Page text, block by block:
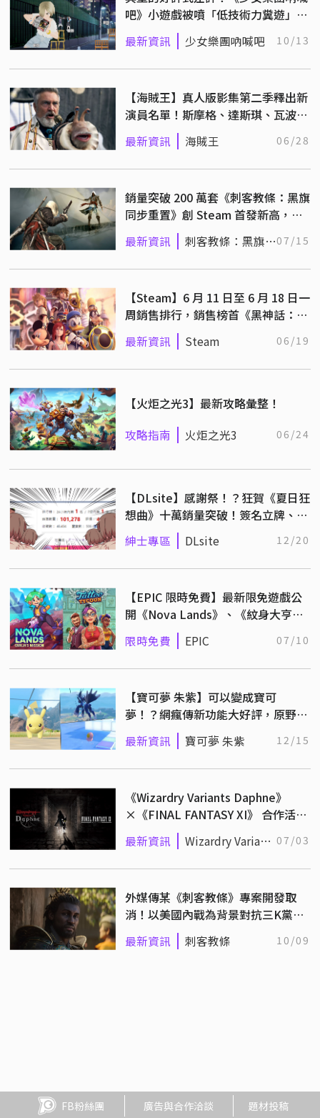
吧》小遊戲被噴「低技術力糞遊」仍
被官方轉發宣傳
最新資訊 少女樂團吶喊吧 10/13
【海賊王】真人版影集第二季釋出新
演員名單！斯摩格、達斯琪、瓦波
爾、多魯頓
最新資訊 海賊王 06/28
銷量突破 200 萬套《刺客教條：黑旗
同步重置》創 Steam 首發新高，單
日 DLC 營收破百萬美元
最新資訊
刺客教條：黑旗同07/15
【Steam】6 月 11 日至 6 月 18 日一
周銷售排行，銷售榜首《黑神話：悟
空》！
最新資訊 Steam 06/19
【火炬之光3】最新攻略彙整！
攻略指南 火炬之光3 06/24
【DLsite】感謝祭！？狂賀《夏日狂
想曲》十萬銷量突破！簽名立牌、萬
元點數讓你帶回家
紳士專區 DLsite 12/20
【EPIC 限時免費】最新限免遊戲公
開《Nova Lands》、《紋身大亨》
領取後永久保存！
限時免費 EPIC 07/10
【寶可夢 朱紫】可以變成寶可
夢！？網瘋傳新功能大好評，原野水
母跑步超滑稽！
最新資訊 寶可夢 朱紫 12/15
《Wizardry Variants Daphne》
×《FINAL FANTASY XI》 合作活動
確定舉辦！
最新資訊
Wizardry Variants07/03
外媒傳某《刺客教條》專案開發取
消！以美國內戰為背景對抗三K黨，
育碧：爭議太大
最新資訊 刺客教條 10/09
FB粉絲團 廣告與合作洽談 題材投稿